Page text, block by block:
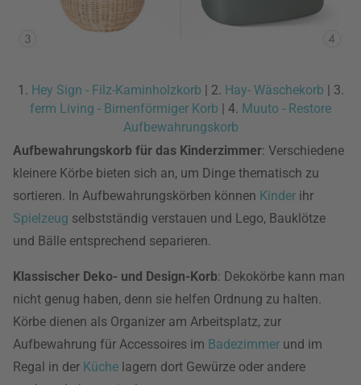
1. Hey Sign - Filz-Kaminholzkorb | 2. Hay- Wäschekorb | 3.
ferm Living - Birnenförmiger Korb | 4. Muuto - Restore
Aufbewahrungskorb
Aufbewahrungskorb für das Kinderzimmer: Verschiedene
kleinere Körbe bieten sich an, um Dinge thematisch zu
sortieren. In Aufbewahrungskörben können Kinder ihr
Spielzeug selbstständig verstauen und Lego, Bauklötze
und Bälle entsprechend separieren.
Klassischer Deko- und Design-Korb: Dekokörbe kann man
nicht genug haben, denn sie helfen Ordnung zu halten.
Körbe dienen als Organizer am Arbeitsplatz, zur
Aufbewahrung für Accessoires im Badezimmer und im
Regal in der Küche lagern dort Gewürze oder andere